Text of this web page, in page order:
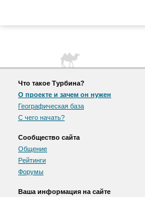
Что такое Турбина?
О проекте и зачем он нужен
Географическая база
С чего начать?
Сообщество сайта
Общение
Рейтинги
Форумы
Ваша информация на сайте